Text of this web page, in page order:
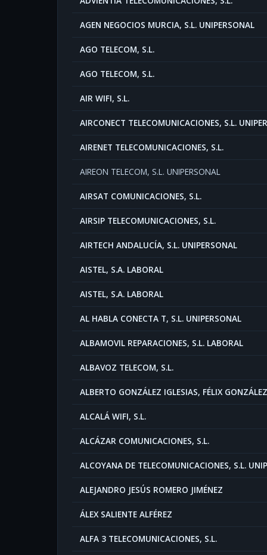
AGEN NEGOCIOS MURCIA, S.L. UNIPERSONAL
AGO TELECOM, S.L.
AGO TELECOM, S.L.
AIR WIFI, S.L.
AIRCONECT TELECOMUNICACIONES, S.L.
AIRENET TELECOMUNICACIONES, S.L.
AIREON TELECOM, S.L. UNIPERSONAL
AIRSAT COMUNICACIONES, S.L.
AIRSIP TELECOMUNICACIONES, S.L.
AIRTECH ANDALUCÍA, S.L. UNIPERSONAL
AISTEL, S.A. LABORAL
AISTEL, S.A. LABORAL
AL HABLA CONECTA T, S.L. UNIPERSONAL
ALBAMOVIL REPARACIONES, S.L. LABORAL
ALBAVOZ TELECOM, S.L.
ALBERTO GONZÁLEZ IGLESIAS, FÉLIX
ALCALÁ WIFI, S.L.
ALCÁZAR COMUNICACIONES, S.L.
ALCOYANA DE TELECOMUNICACIONES, S.L.
ALEJANDRO JESÚS ROMERO JIMÉNEZ
ÁLEX SALIENTE ALFÉREZ
ALFA 3 TELECOMUNICACIONES, S.L.